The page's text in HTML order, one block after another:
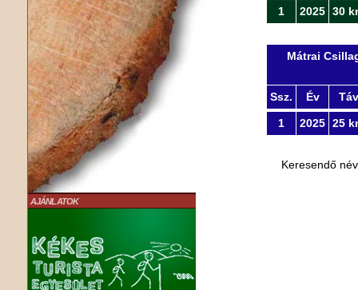
AJÁNLATOK
1 2025 30
Mátrai
Ssz. Év Táv
1 2025 25
Keresendő